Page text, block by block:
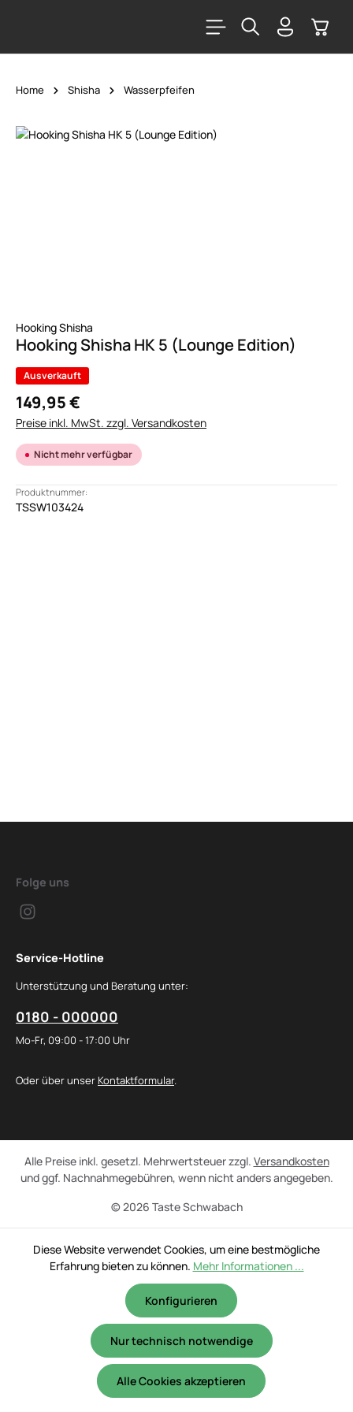
Home Shisha Wasserpfeifen
Bildergalerie überspringen
Hooking Shisha
Hooking Shisha HK 5 (Lounge Edition)
Ausverkauft
149,95 €
Preise inkl. MwSt. zzgl. Versandkosten
Nicht mehr verfügbar
Produktnummer:
TSSW103424
Folge uns
Service-Hotline
Unterstützung und Beratung unter:
0180 - 000000
Mo-Fr, 09:00 - 17:00 Uhr
Oder über unser Kontaktformular.
© 2026 Taste Schwabach
Alle Preise inkl. gesetzl. Mehrwertsteuer zzgl. Versandkosten
und ggf. Nachnahmegebühren, wenn nicht anders angegeben.
Diese Website verwendet Cookies, um eine bestmögliche
Erfahrung bieten zu können. Mehr Informationen ...
Nur technisch notwendige
Konfigurieren
Alle Cookies akzeptieren